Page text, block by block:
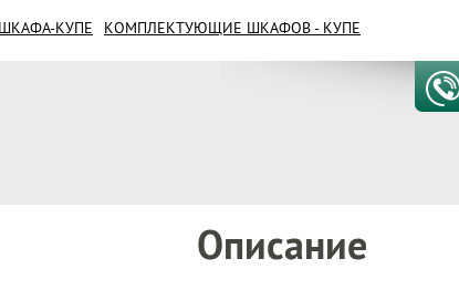
КУПЕ
КОМПЛЕКТУЮЩИЕ ШКАФОВ - КУПЕ
Описание